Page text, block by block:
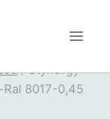
/ Stynergy
Ral 8017-0,45